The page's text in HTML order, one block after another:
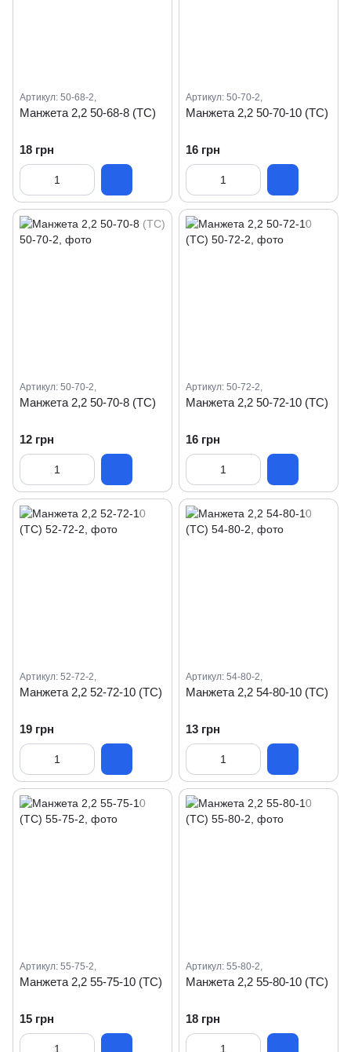
Артикул: 50-68-2,
Манжета 2,2 50-68-8 (ТС)
18 грн
Артикул: 50-70-2,
Манжета 2,2 50-70-10 (ТС)
16 грн
Артикул: 50-70-2,
Манжета 2,2 50-70-8 (ТС)
12 грн
Артикул: 50-72-2,
Манжета 2,2 50-72-10 (ТС)
16 грн
Артикул: 52-72-2,
Манжета 2,2 52-72-10 (ТС)
19 грн
Артикул: 54-80-2,
Манжета 2,2 54-80-10 (ТС)
13 грн
Артикул: 55-75-2,
Манжета 2,2 55-75-10 (ТС)
15 грн
Артикул: 55-80-2,
Манжета 2,2 55-80-10 (ТС)
18 грн